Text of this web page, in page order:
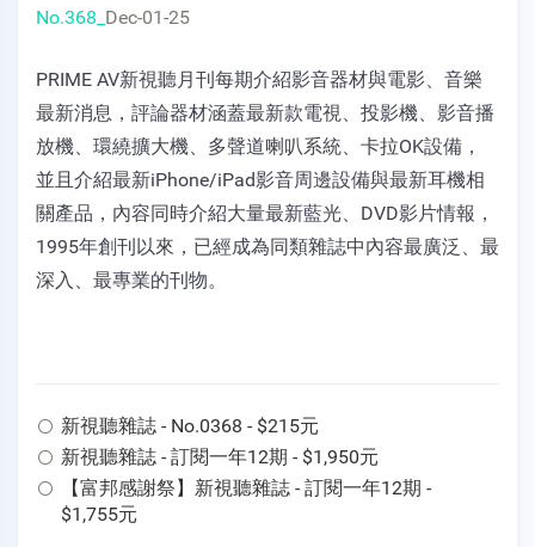
No.368_ Dec-01-25
PRIME AV新視聽月刊每期介紹影音器材與電影、音樂
最新消息，評論器材涵蓋最新款電視、投影機、影音播
放機、環繞擴大機、多聲道喇叭系統、卡拉OK設備，
並且介紹最新iPhone/iPad影音周邊設備與最新耳機相
關產品，內容同時介紹大量最新藍光、DVD影片情報，
1995年創刊以來，已經成為同類雜誌中內容最廣泛、最
深入、最專業的刊物。
新視聽雜誌 - No.0368 - $215元
新視聽雜誌 - 訂閱一年12期 - $1,950元
【富邦感謝祭】新視聽雜誌 - 訂閱一年12期 -
$1,755元